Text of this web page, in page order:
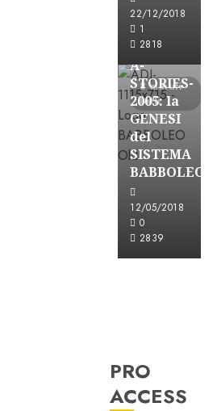
22/12/2018
1
2818
8 minuti
letti
Formazione
FREE
A-
STORIES-
2005: la
GENESI
del
SISTEMA
BABBOLEO
12/05/2018
0
2839
PRO
ACCESS